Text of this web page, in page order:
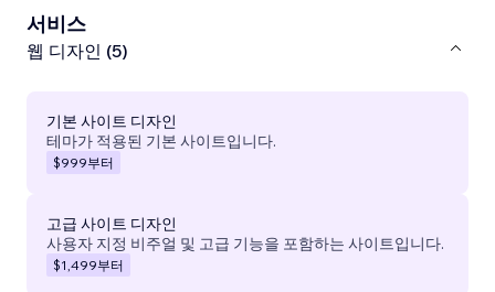
서비스
웹 디자인 (5)
기본 사이트 디자인
테마가 적용된 기본 사이트입니다.
$999부터
고급 사이트 디자인
사용자 지정 비주얼 및 고급 기능을 포함하는 사이트입니다.
$1,499부터